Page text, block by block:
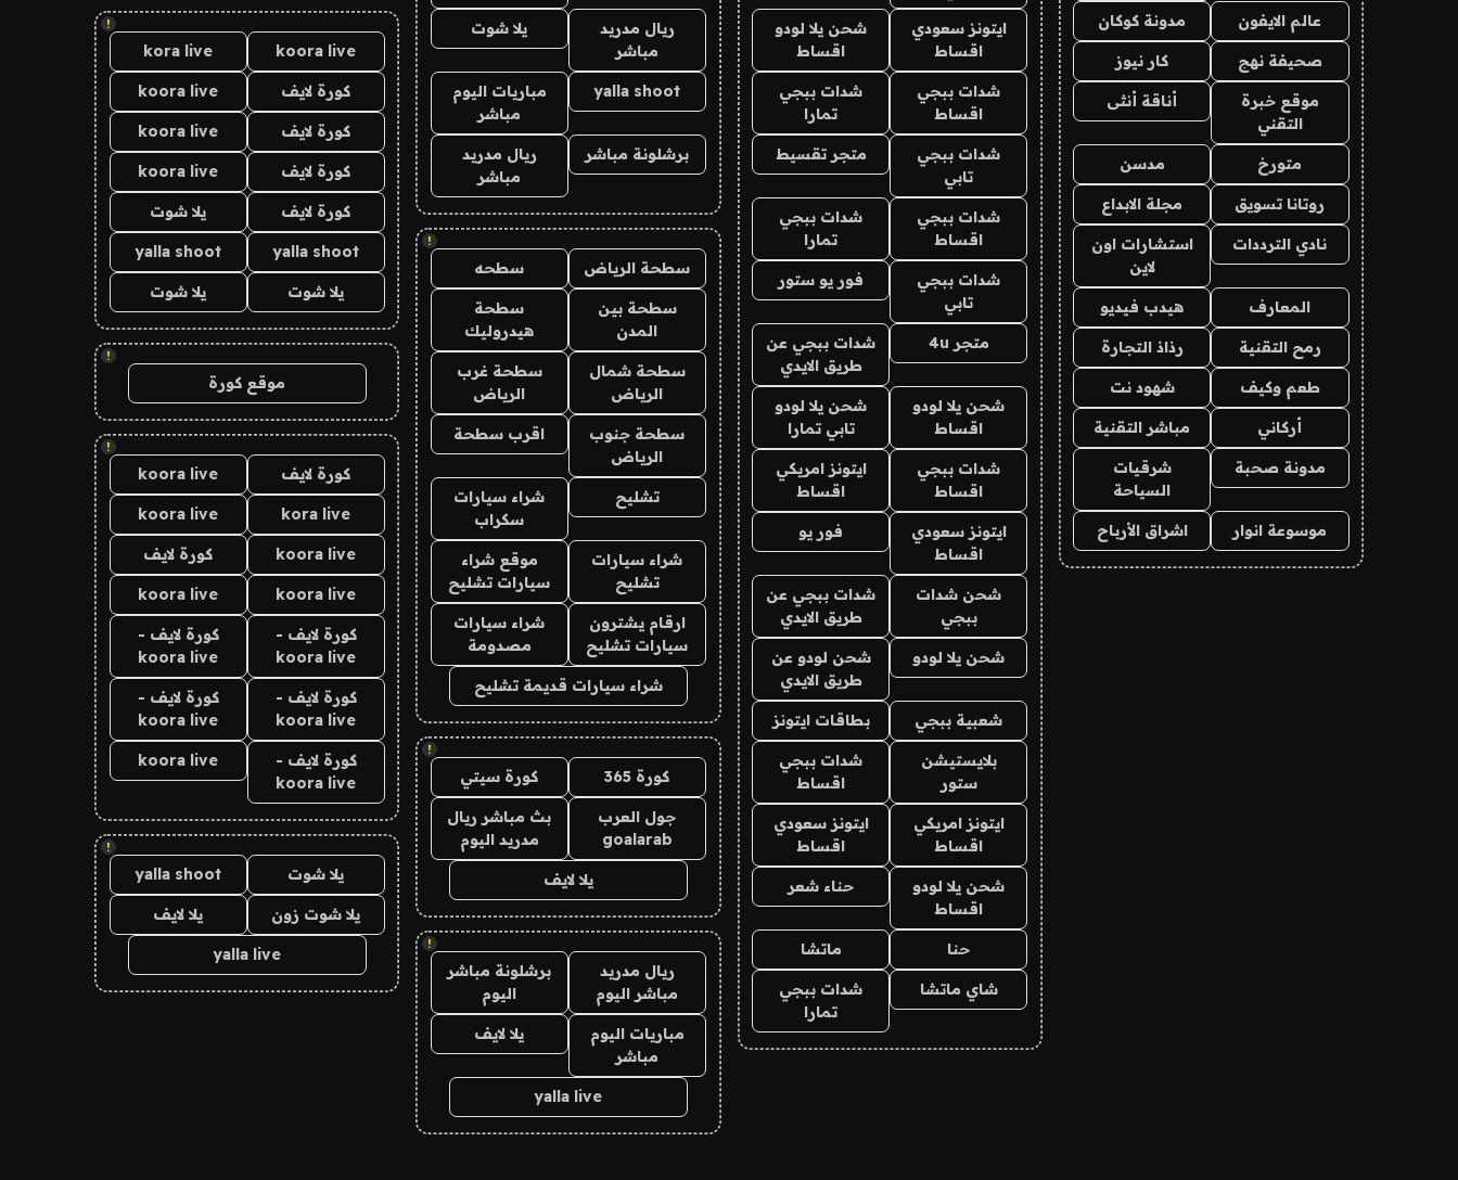
عالم الايفون مدونة كوكان
صحيفة نهج كار نيوز
موقع خبرة
التقني
أناقة أنثى
متورخ مدسن
روتانا تسويق مجلة الابداع
نادي الترددات
استشارات اون
لاين
المعارف هيدب فيديو
رمح التقنية رذاذ التجارة
طعم وكيف شهود نت
أركاني مباشر التقنية
مدونة صحبة
شرقيات
السياحة
موسوعة انوار اشراق الأرباح
ايتونز سعودي
اقساط
شحن يلا لودو
اقساط
شدات ببجي
اقساط
شدات ببجي
تمارا
شدات ببجي
تابي
متجر تقسيط
شدات ببجي
اقساط
شدات ببجي
تمارا
شدات ببجي
تابي
فور يو ستور
متجر 4u
شدات ببجي عن
طريق الايدي
شحن يلا لودو
اقساط
شحن يلا لودو
تابي تمارا
شدات ببجي
اقساط
ايتونز امريكي
اقساط
ايتونز سعودي
اقساط
فور يو
شحن شدات
ببجي
شدات ببجي عن
طريق الايدي
شحن يلا لودو
شحن لودو عن
طريق الايدي
شعبية ببجي بطاقات ايتونز
بلايستيشن
ستور
شدات ببجي
اقساط
ايتونز امريكي
اقساط
ايتونز سعودي
اقساط
شحن يلا لودو
اقساط
حناء شعر
حنا ماتشا
شاي ماتشا
شدات ببجي
تمارا
ريال مدريد
مباشر
يلا شوت
yalla shoot
مباريات اليوم
مباشر
برشلونة مباشر
ريال مدريد
مباشر
!
سطحة الرياض سطحه
سطحة بين
المدن
سطحة
هيدروليك
سطحة شمال
الرياض
سطحة غرب
الرياض
سطحة جنوب
الرياض
اقرب سطحة
تشليح
شراء سيارات
سكراب
شراء سيارات
تشليح
موقع شراء
سيارات تشليح
ارقام يشترون
سيارات تشليح
شراء سيارات
مصدومة
شراء سيارات قديمة تشليح
!
كورة 365 كورة سيتي
جول العرب
goalarab
بث مباشر ريال
مدريد اليوم
يلا لايف
!
ريال مدريد
مباشر اليوم
برشلونة مباشر
اليوم
مباريات اليوم
مباشر
يلا لايف
yalla live
!
koora live
kora live
كورة لايف koora live
كورة لايف koora live
كورة لايف koora live
كورة لايف يلا شوت
yalla shoot
yalla shoot
يلا شوت يلا شوت
!
موقع كورة
!
كورة لايف koora live
kora live
koora live
koora live كورة لايف
koora live
koora live
كورة لايف -
koora live
كورة لايف -
koora live
كورة لايف -
koora live
كورة لايف -
koora live
كورة لايف -
koora live
koora live
!
يلا شوت yalla shoot
يلا شوت زون يلا لايف
yalla live